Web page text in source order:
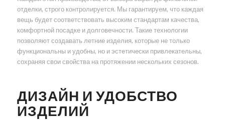
отделки, строго контролируется. Мы гарантируем, что каждая
вещь будет соответствовать высоким стандартам качества,
комфортной посадке и долговечности. Такие технологии
позволяют создавать летние изделия, которые не только
функциональны и удобны, но и эстетически привлекательны,
сохраняя свои свойства на протяжении нескольких сезонов.
ДИЗАЙН И УДОБСТВО
ИЗДЕЛИЙ